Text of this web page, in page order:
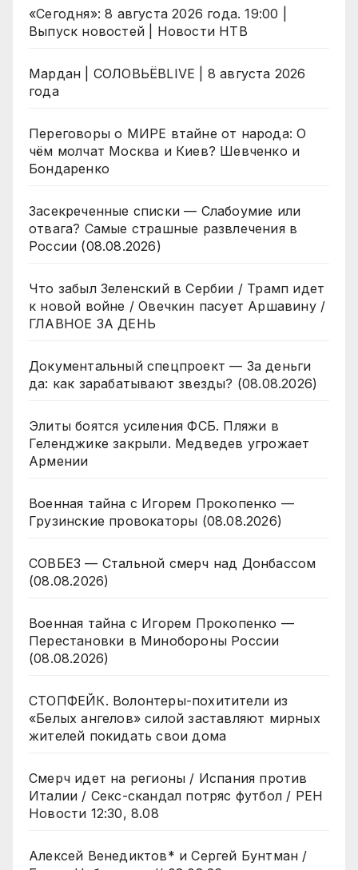
«Сегодня»: 8 августа 2026 года. 19:00 |
Выпуск новостей | Новости НТВ
Мардан | СОЛОВЬЁВLIVE | 8 августа 2026
года
Переговоры о МИРЕ втайне от народа: О
чём молчат Москва и Киев? Шевченко и
Бондаренко
Засекреченные списки — Слабоумие или
отвага? Самые страшные развлечения в
России (08.08.2026)
Что забыл Зеленский в Сербии / Трамп идет
к новой войне / Овечкин пасует Аршавину /
ГЛАВНОЕ ЗА ДЕНЬ
Документальный спецпроект — За деньги
да: как зарабатывают звезды? (08.08.2026)
Элиты боятся усиления ФСБ. Пляжи в
Геленджике закрыли. Медведев угрожает
Армении
Военная тайна с Игорем Прокопенко —
Грузинские провокаторы (08.08.2026)
СОВБЕЗ — Стальной смерч над Донбассом
(08.08.2026)
Военная тайна с Игорем Прокопенко —
Перестановки в Минобороны России
(08.08.2026)
СТОПФЕЙК. Волонтеры-похитители из
«Белых ангелов» силой заставляют мирных
жителей покидать свои дома
Смерч идет на регионы / Испания против
Италии / Секс-скандал потряс футбол / РЕН
Новости 12:30, 8.08
Алексей Венедиктов* и Сергей Бунтман /